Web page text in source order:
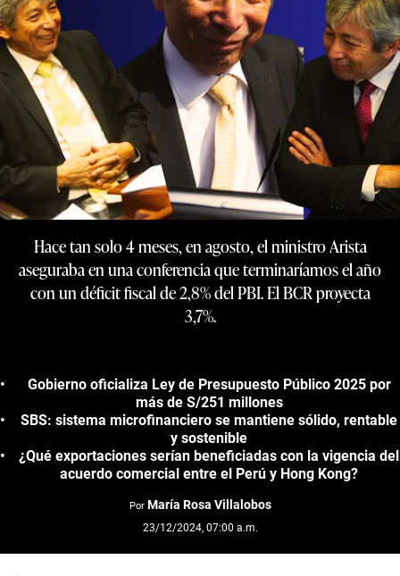
Hace tan solo 4 meses, en agosto, el ministro Arista
aseguraba en una conferencia que terminaríamos el año
con un déficit fiscal de 2,8% del PBI. El BCR proyecta
3,7%.
Gobierno oficializa Ley de Presupuesto Público 2025 por
más de S/251 millones
SBS: sistema microfinanciero se mantiene sólido, rentable
y sostenible
¿Qué exportaciones serían beneficiadas con la vigencia del
acuerdo comercial entre el Perú y Hong Kong?
Por María Rosa Villalobos
23/12/2024, 07:00 a.m.